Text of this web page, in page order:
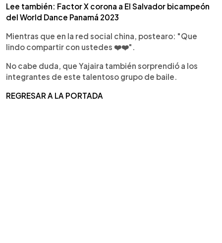
Lee también: Factor X corona a El Salvador bicampeón
del World Dance Panamá 2023
Mientras que en la red social china, postearo: "Que
lindo compartir con ustedes ❤️❤️".
No cabe duda, que Yajaira también sorprendió a los
integrantes de este talentoso grupo de baile.
REGRESAR A LA PORTADA